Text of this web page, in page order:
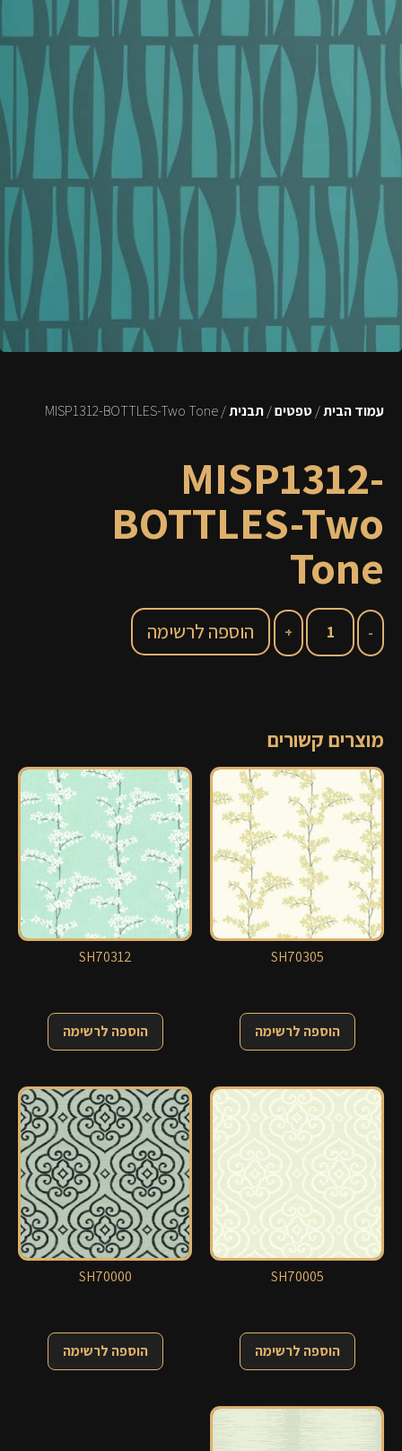
עמוד הבית/טפטים/תבנית/ MISP1312-BOTTLES-Two Tone
MISP1312-
BOTTLES-Two
Tone
הוספה לרשימה
מוצרים קשורים
SH70305
הוספה לרשימה
SH70312
הוספה לרשימה
SH70005
הוספה לרשימה
SH70000
הוספה לרשימה